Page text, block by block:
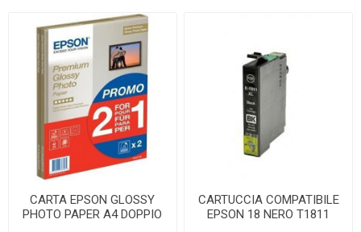
CARTA EPSON GLOSSY
PHOTO PAPER A4 DOPPIO
CARTUCCIA COMPATIBILE
EPSON 18 NERO T1811